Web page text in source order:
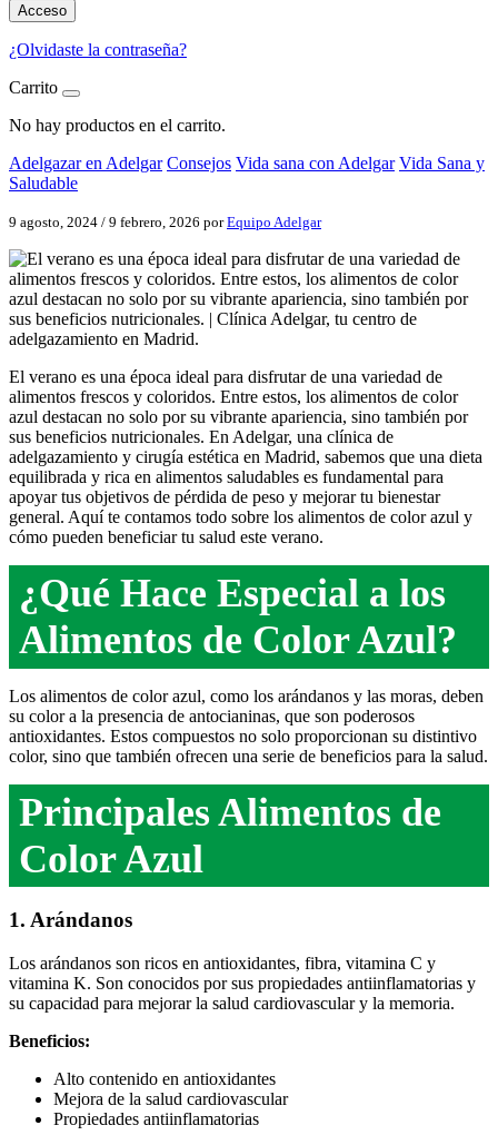
Acceso
¿Olvidaste la contraseña?
Carrito
No hay productos en el carrito.
Adelgazar en Adelgar Consejos Vida sana con Adelgar Vida Sana y
Saludable
9 agosto, 2024 / 9 febrero, 2026 porEquipo Adelgar
El verano es una época ideal para disfrutar de una variedad de
alimentos frescos y coloridos. Entre estos, los alimentos de color
azul destacan no solo por su vibrante apariencia, sino también por
sus beneficios nutricionales. En Adelgar, una clínica de
adelgazamiento y cirugía estética en Madrid, sabemos que una dieta
equilibrada y rica en alimentos saludables es fundamental para
apoyar tus objetivos de pérdida de peso y mejorar tu bienestar
general. Aquí te contamos todo sobre los alimentos de color azul y
cómo pueden beneficiar tu salud este verano.
¿Qué Hace Especial a los
Alimentos de Color Azul?
Los alimentos de color azul, como los arándanos y las moras, deben
su color a la presencia de antocianinas, que son poderosos
antioxidantes. Estos compuestos no solo proporcionan su distintivo
color, sino que también ofrecen una serie de beneficios para la salud.
Principales Alimentos de
Color Azul
1. Arándanos
Los arándanos son ricos en antioxidantes, fibra, vitamina C y
vitamina K. Son conocidos por sus propiedades antiinflamatorias y
su capacidad para mejorar la salud cardiovascular y la memoria.
Beneficios:
Alto contenido en antioxidantes
Mejora de la salud cardiovascular
Propiedades antiinflamatorias